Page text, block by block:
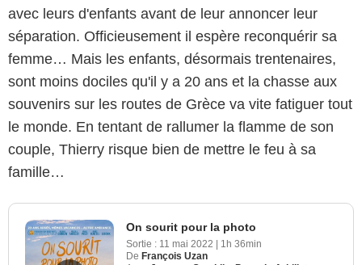
avec leurs d'enfants avant de leur annoncer leur
séparation. Officieusement il espère reconquérir sa
femme… Mais les enfants, désormais trentenaires,
sont moins dociles qu'il y a 20 ans et la chasse aux
souvenirs sur les routes de Grèce va vite fatiguer tout
le monde. En tentant de rallumer la flamme de son
couple, Thierry risque bien de mettre le feu à sa
famille…
On sourit pour la photo
Sortie : 11 mai 2022 | 1h 36min
De François Uzan